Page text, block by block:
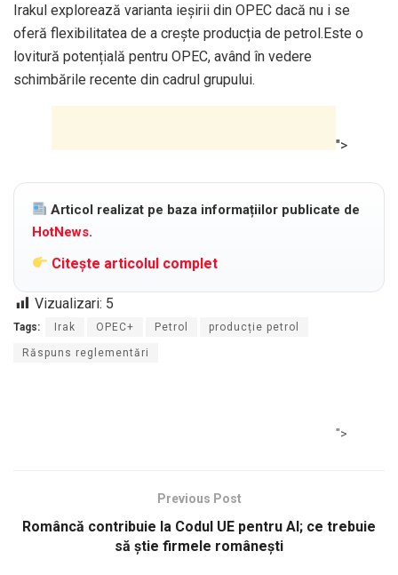
Irakul explorează varianta ieșirii din OPEC dacă nu i se
oferă flexibilitatea de a crește producția de petrol.Este o
lovitură potențială pentru OPEC, având în vedere
schimbările recente din cadrul grupului.
">
Articol realizat pe baza informațiilor publicate de
HotNews.
Citește articolul complet
Vizualizari: 5
Tags: Irak OPEC+ Petrol producție petrol
Răspuns reglementări
">
Previous Post
Româncă contribuie la Codul UE pentru AI; ce trebuie
să știe firmele românești